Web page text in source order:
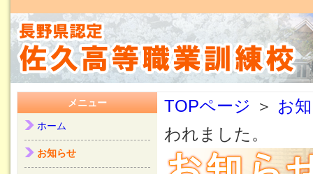
メニュー
ホーム
お知らせ
TOPページ ＞ お
われました。